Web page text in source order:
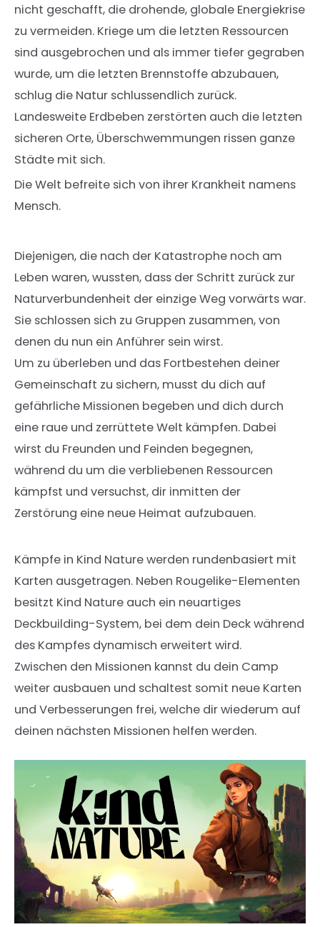
nicht geschafft, die drohende, globale Energiekrise
zu vermeiden. Kriege um die letzten Ressourcen
sind ausgebrochen und als immer tiefer gegraben
wurde, um die letzten Brennstoffe abzubauen,
schlug die Natur schlussendlich zurück.
Landesweite Erdbeben zerstörten auch die letzten
sicheren Orte, Überschwemmungen rissen ganze
Städte mit sich.
Die Welt befreite sich von ihrer Krankheit namens
Mensch.
Diejenigen, die nach der Katastrophe noch am
Leben waren, wussten, dass der Schritt zurück zur
Naturverbundenheit der einzige Weg vorwärts war.
Sie schlossen sich zu Gruppen zusammen, von
denen du nun ein Anführer sein wirst.
Um zu überleben und das Fortbestehen deiner
Gemeinschaft zu sichern, musst du dich auf
gefährliche Missionen begeben und dich durch
eine raue und zerrüttete Welt kämpfen. Dabei
wirst du Freunden und Feinden begegnen,
während du um die verbliebenen Ressourcen
kämpfst und versuchst, dir inmitten der
Zerstörung eine neue Heimat aufzubauen.
Kämpfe in Kind Nature werden rundenbasiert mit
Karten ausgetragen. Neben Rougelike-Elementen
besitzt Kind Nature auch ein neuartiges
Deckbuilding-System, bei dem dein Deck während
des Kampfes dynamisch erweitert wird.
Zwischen den Missionen kannst du dein Camp
weiter ausbauen und schaltest somit neue Karten
und Verbesserungen frei, welche dir wiederum auf
deinen nächsten Missionen helfen werden.